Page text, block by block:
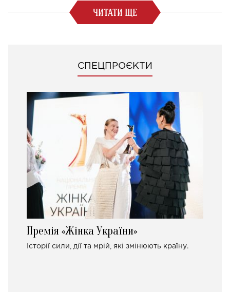
ЧИТАТИ ЩЕ
СПЕЦПРОЄКТИ
Премія «Жінка України»
Історії сили, дії та мрій, які змінюють країну.